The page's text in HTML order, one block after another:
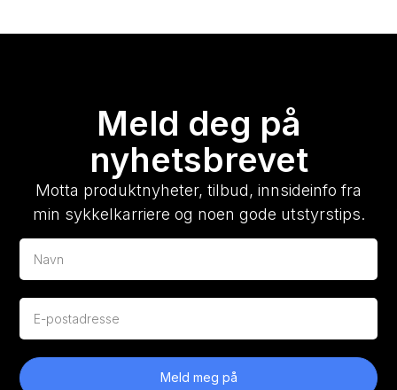
Meld deg på
nyhetsbrevet
Motta produktnyheter, tilbud, innsideinfo fra
min sykkelkarriere og noen gode utstyrstips.
Meld meg på